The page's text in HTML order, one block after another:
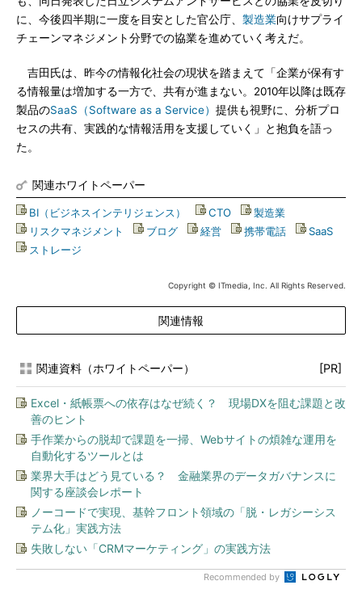
に、今後四半期に一度を目安とした官公庁、 製造業向けサプライ
チェーンマネジメント分野での協業を進めていく考えだ。
吉田氏は、昨今の情報化社会の現状を踏まえて「企業が保有す
る情報量は増加する一方で、共有が進まない。2010年以降は既存
製品のSaaS（Software as a Service） 提供も視野に、分析プロ
セスの共有、実践的な情報活用を支援していく」と抱負を語っ
た。
関連ホワイトペーパー
BI（ビジネスインテリジェンス） CTO 製造業
リスクマネジメント
ブログ 経営 携帯電話 SaaS
ストレージ
Copyright © ITmedia, Inc. All Rights Reserved.
関連情報
関連資料（ホワイトペーパー） [PR]
Excel・紙帳票への依存はなぜ続く？ 現場DXを阻む課題と改
善のヒント
手作業からの脱却で課題を一掃、Webサイトの煩雑な運用を
自動化するツールとは
業界大手はどう見ている？ 金融業界のデータガバナンスに
関する座談会レポート
ノーコードで実現、基幹フロント領域の「脱・レガシーシス
テム化」実践方法
失敗しない「CRMマーケティング」の実践方法
Recommended by